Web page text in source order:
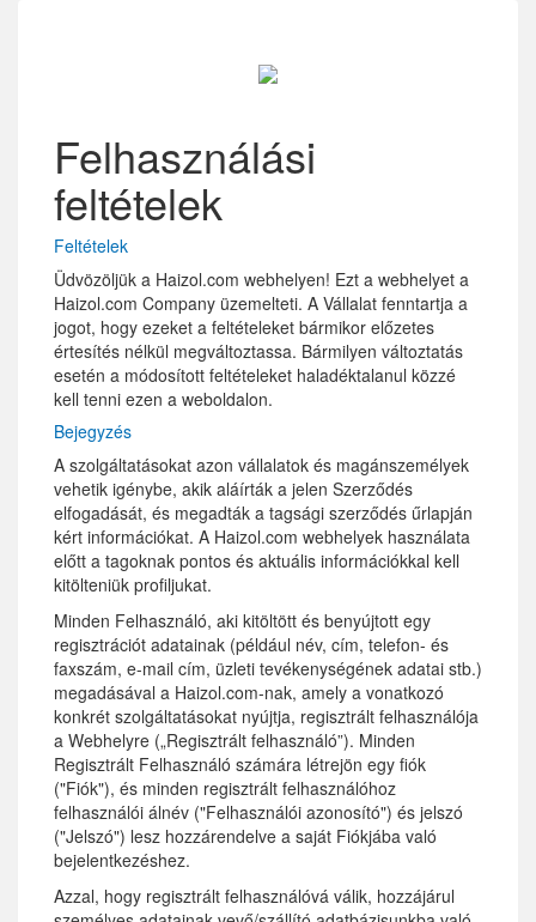
Felhasználási
feltételek
Feltételek
Üdvözöljük a Haizol.com webhelyen! Ezt a webhelyet a
Haizol.com Company üzemelteti. A Vállalat fenntartja a
jogot, hogy ezeket a feltételeket bármikor előzetes
értesítés nélkül megváltoztassa. Bármilyen változtatás
esetén a módosított feltételeket haladéktalanul közzé
kell tenni ezen a weboldalon.
Bejegyzés
A szolgáltatásokat azon vállalatok és magánszemélyek
vehetik igénybe, akik aláírták a jelen Szerződés
elfogadását, és megadták a tagsági szerződés űrlapján
kért információkat. A Haizol.com webhelyek használata
előtt a tagoknak pontos és aktuális információkkal kell
kitölteniük profiljukat.
Minden Felhasználó, aki kitöltött és benyújtott egy
regisztrációt adatainak (például név, cím, telefon- és
faxszám, e-mail cím, üzleti tevékenységének adatai stb.)
megadásával a Haizol.com-nak, amely a vonatkozó
konkrét szolgáltatásokat nyújtja, regisztrált felhasználója
a Webhelyre („Regisztrált felhasználó”). Minden
Regisztrált Felhasználó számára létrejön egy fiók
("Fiók"), és minden regisztrált felhasználóhoz
felhasználói álnév ("Felhasználói azonosító") és jelszó
("Jelszó") lesz hozzárendelve a saját Fiókjába való
bejelentkezéshez.
Azzal, hogy regisztrált felhasználóvá válik, hozzájárul